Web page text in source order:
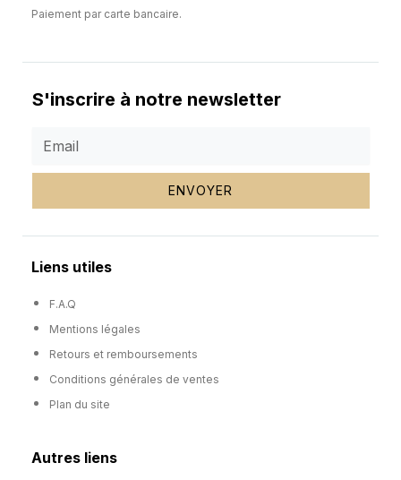
Paiement par carte bancaire.
S'inscrire à notre newsletter
ENVOYER
Liens utiles
F.A.Q
Mentions légales
Retours et remboursements
Conditions générales de ventes
Plan du site
Autres liens